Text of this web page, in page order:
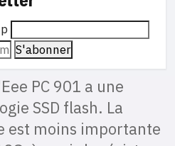
PC 901 a une
SSD flash. La
est moins importante